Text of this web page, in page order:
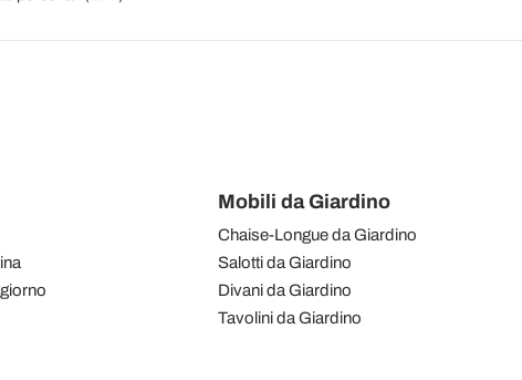
Mobili da Giardino
Chaise-Longue da Giardino
Salotti da Giardino
Divani da Giardino
Tavolini da Giardino